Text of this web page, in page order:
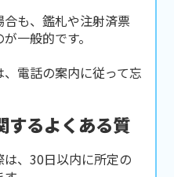
も、鑑札や注射済票
一般的です。
電話の案内に従って忘
するよくある質
、30日以内に所定の